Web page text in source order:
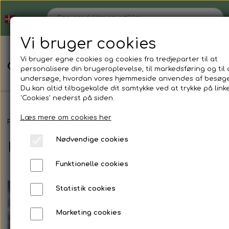
Hjem
Støvlesokker
Tøjvask
Blog
Forside Blog
Vi bruger cookies
Vi bruger egne cookies og cookies fra tredjeparter til at
personalisere din brugeroplevelse, til markedsføring og til
undersøge, hvordan vores hjemmeside anvendes af
Du kan altid tilbagekalde dit samtykke ved at trykke på
'Cookies' nederst på siden.
Læs mere om cookies her
Nødvendige cookies
Funktionelle cookies
Statistik cookies
Marketing cookies